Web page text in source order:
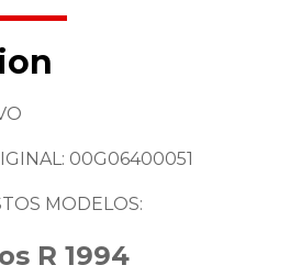
00G06400051
MODELOS:
R 1994